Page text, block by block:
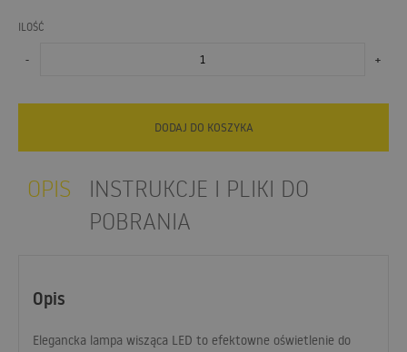
ILOŚĆ
- +
DODAJ DO KOSZYKA
OPIS
INSTRUKCJE I PLIKI DO
POBRANIA
Opis
Elegancka lampa wisząca LED to efektowne oświetlenie do